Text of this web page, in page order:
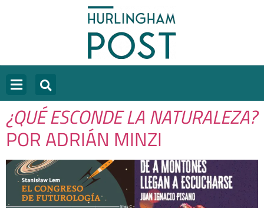
¿QUÉ ESCONDE LA NATURALEZA?
POR ADRIÁN MINZI